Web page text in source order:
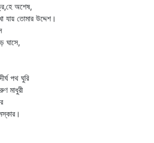
অশেষ,
যায় তোমার উদ্দেশ।
ঘাসে,
পথ ঘুরি
মাধুরী